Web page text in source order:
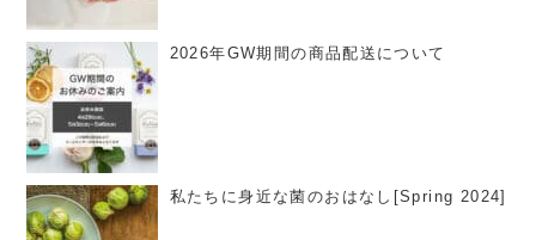
2026年GW期間の商品配送について
私たちに身近な菌のおはなし[Spring 2024]